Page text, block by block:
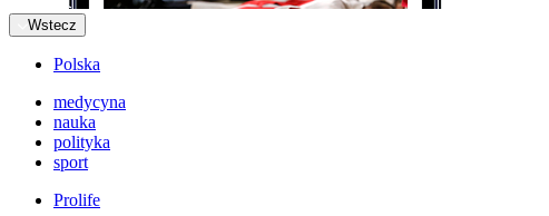
Wstecz
Polska
medycyna
nauka
polityka
sport
Prolife